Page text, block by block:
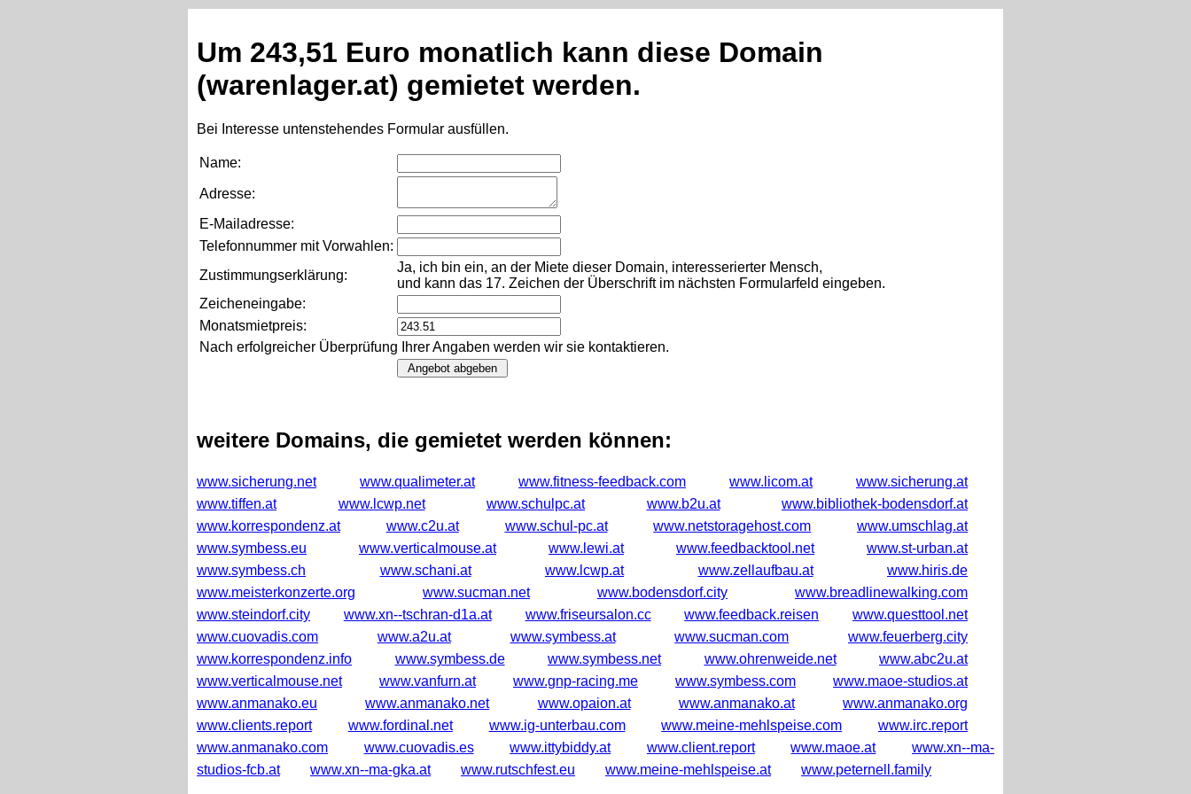
Um 243,51 Euro monatlich kann diese Domain
(warenlager.at) gemietet werden.
Bei Interesse untenstehendes Formular ausfüllen.
Name:
Adresse:
E-Mailadresse:
Telefonnummer mit Vorwahlen:
Zustimmungserklärung:
Ja, ich bin ein, an der Miete dieser Domain, interesserierter Mensch,
und kann das 17. Zeichen der Überschrift im nächsten Formularfeld eingeben.
Zeicheneingabe:
Monatsmietpreis:
Nach erfolgreicher Überprüfung Ihrer Angaben werden wir sie kontaktieren.
weitere Domains, die gemietet werden können:
www.sicherung.net www.qualimeter.at www.fitness-feedback.com www.licom.at
www.sicherung.at
www.tiffen.at
www.lcwp.net www.schulpc.at www.b2u.at
www.bibliothek-bodensdorf.at
www.korrespondenz.at
www.c2u.at www.schul-pc.at www.netstoragehost.com
www.umschlag.at
www.symbess.eu
www.verticalmouse.at www.lewi.at www.feedbacktool.net
www.st-urban.at
www.symbess.ch
www.schani.at www.lcwp.at www.zellaufbau.at
www.hiris.de
www.meisterkonzerte.org
www.sucman.net www.bodensdorf.city
www.breadlinewalking.com
www.steindorf.city
www.xn--tschran-d1a.at www.friseursalon.cc www.feedback.reisen
www.questtool.net
www.cuovadis.com
www.a2u.at www.symbess.at www.sucman.com
www.feuerberg.city
www.korrespondenz.info
www.symbess.de www.symbess.net www.ohrenweide.net
www.abc2u.at
www.verticalmouse.net
www.vanfurn.at www.gnp-racing.me www.symbess.com
www.maoe-studios.at
www.anmanako.eu
www.anmanako.net www.opaion.at www.anmanako.at
www.anmanako.org
www.clients.report
www.fordinal.net www.ig-unterbau.com www.meine-mehlspeise.com
www.irc.report
www.anmanako.com
www.cuovadis.es www.ittybiddy.at www.client.report www.maoe.at
www.xn--ma-
studios-fcb.at
www.xn--ma-gka.at www.rutschfest.eu www.meine-mehlspeise.at www.peternell.family